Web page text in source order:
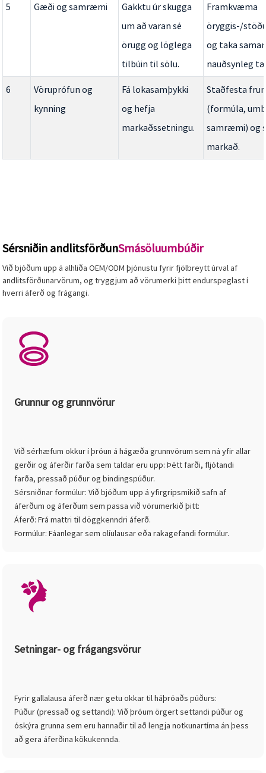
5 Gæði og samræmi
Gakktu úr skugga
um að varan sé
örugg og löglega
tilbúin til sölu.
Framkvæma
öryggis-/
og taka
nauðsynleg
6
Vöruprófun og
kynning
Fá lokasamþykki
og hefja
markaðssetningu.
Staðfesta
(formúla,
samræmi) og
markað.
Sérsniðin andlitsförðunSmásöluumbúðir
Við bjóðum upp á alhliða OEM/ODM þjónustu fyrir fjölbreytt úrval af
andlitsförðunarvörum, og tryggjum að vörumerki þitt endurspeglast í
hverri áferð og frágangi.
Grunnur og grunnvörur
Við sérhæfum okkur í þróun á hágæða grunnvörum sem ná yfir allar
gerðir og áferðir farða sem taldar eru upp: Þétt farði, fljótandi
farða, pressað púður og bindingspúður.
Sérsniðnar formúlur: Við bjóðum upp á yfirgripsmikið safn af
áferðum og áferðum sem passa við vörumerkið þitt:
Áferð: Frá mattri til döggkenndri áferð.
Formúlur: Fáanlegar sem olíulausar eða rakagefandi formúlur.
Setningar- og frágangsvörur
Fyrir gallalausa áferð nær getu okkar til háþróaðs púðurs:
Púður (pressað og settandi): Við þróum örgert settandi púður og
óskýra grunna sem eru hannaðir til að lengja notkunartíma án þess
að gera áferðina kökukennda.